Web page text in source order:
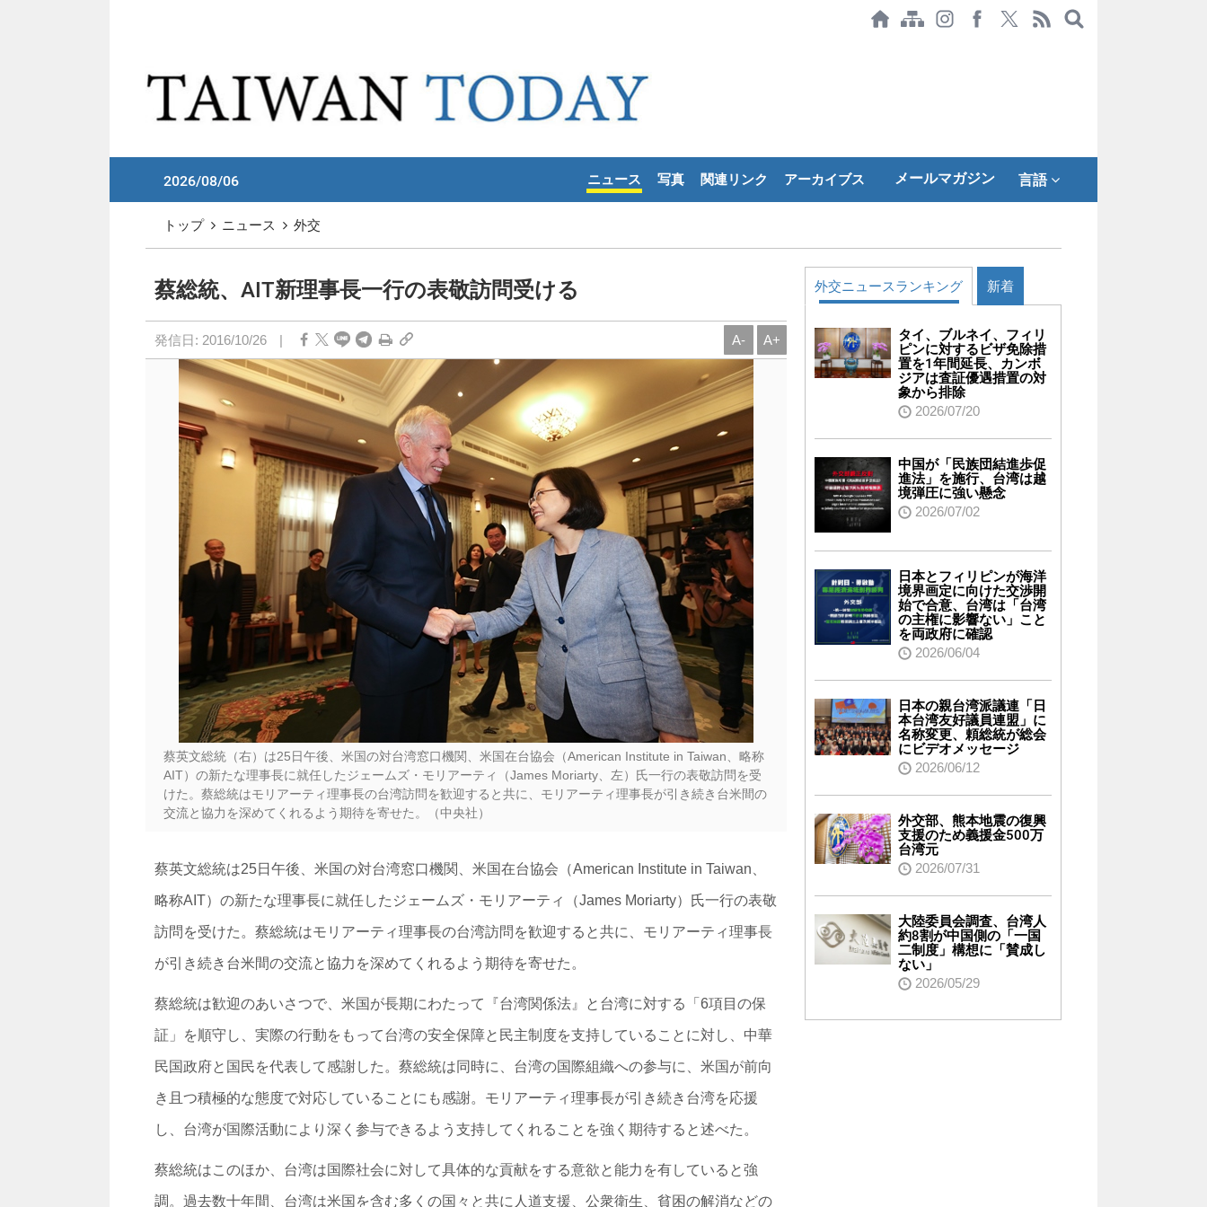
2026/08/06 メールマガジン 言語
ニュース 写真 関連リンク アーカイブス
トップ ニュース 外交
蔡総統、AIT新理事長一行の表敬訪問受ける
発信日: 2016/10/26 | A- A+
蔡英文総統（右）は25日午後、米国の対台湾窓口機関、米国在台協会（American Institute in Taiwan、略称
AIT）の新たな理事長に就任したジェームズ・モリアーティ（James Moriarty、左）氏一行の表敬訪問を受
けた。蔡総統はモリアーティ理事長の台湾訪問を歓迎すると共に、モリアーティ理事長が引き続き台米間の
交流と協力を深めてくれるよう期待を寄せた。（中央社）
蔡英文総統は25日午後、米国の対台湾窓口機関、米国在台協会（American Institute in Taiwan、
略称AIT）の新たな理事長に就任したジェームズ・モリアーティ（James Moriarty）氏一行の表敬
訪問を受けた。蔡総統はモリアーティ理事長の台湾訪問を歓迎すると共に、モリアーティ理事長
が引き続き台米間の交流と協力を深めてくれるよう期待を寄せた。
蔡総統は歓迎のあいさつで、米国が長期にわたって『台湾関係法』と台湾に対する「6項目の保
証」を順守し、実際の行動をもって台湾の安全保障と民主制度を支持していることに対し、中華
民国政府と国民を代表して感謝した。蔡総統は同時に、台湾の国際組織への参与に、米国が前向
き且つ積極的な態度で対応していることにも感謝。モリアーティ理事長が引き続き台湾を応援
し、台湾が国際活動により深く参与できるよう支持してくれることを強く期待すると述べた。
蔡総統はこのほか、台湾は国際社会に対して具体的な貢献をする意欲と能力を有していると強
調。過去数十年間、台湾は米国を含む多くの国々と共に人道支援、公衆衛生、貧困の解消などの
外交ニュースランキング 新着
タイ、ブルネイ、フィリ
ピンに対するビザ免除措
置を1年間延長、カンボ
ジアは査証優遇措置の対
象から排除
2026/07/20
中国が「民族団結進歩促
進法」を施行、台湾は越
境弾圧に強い懸念
2026/07/02
日本とフィリピンが海洋
境界画定に向けた交渉開
始で合意、台湾は「台湾
の主権に影響ない」こと
を両政府に確認
2026/06/04
日本の親台湾派議連「日
本台湾友好議員連盟」に
名称変更、頼総統が総会
にビデオメッセージ
2026/06/12
外交部、熊本地震の復興
支援のため義援金500万
台湾元
2026/07/31
大陸委員会調査、台湾人
約8割が中国側の「一国
二制度」構想に「賛成し
ない」
2026/05/29